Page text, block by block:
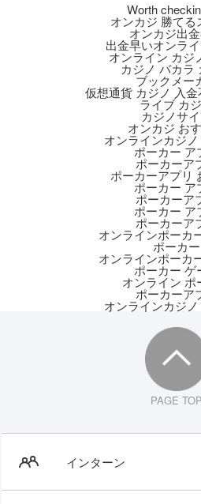
Worth
オンカジ 勝てる
オンカジ出
出金早いオンラ
オンライン カジ
カジノ バカラ
ブックメー
仮想通貨 カジノ 入
ライブ カ
カジノサ
オンカジ お
オンラインカジ
ポーカー ア
ポーカーア
ポーカーアプリ
ポーカー ア
ポーカーア
ポーカー ア
ポーカーア
オンラインポーカ
ポーカー
オンラインポーカ
ポーカー ゲ
オンライン ポ
ポーカーア
オンラインカジ
PAGE TOP
インターン